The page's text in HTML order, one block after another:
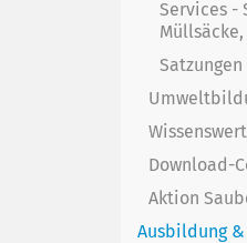
Services -
Satzungen
Download-
Aktion
Ausbildung